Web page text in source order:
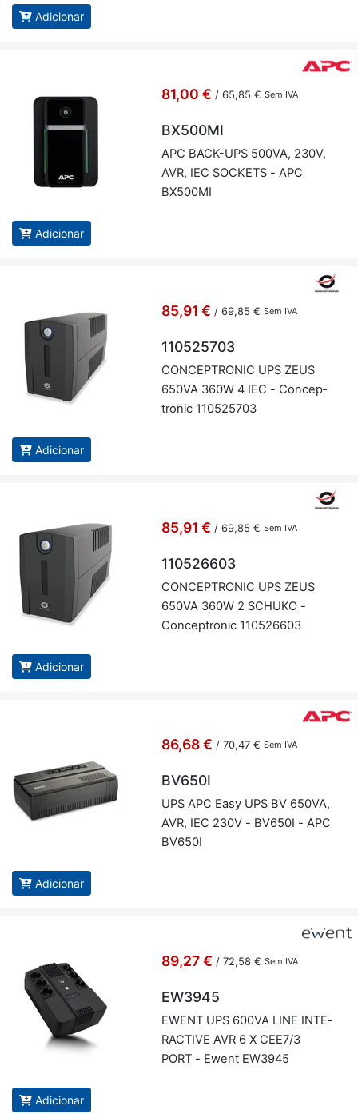
Adicionar
81,00 € / 65,85 € Sem IVA
BX500MI
APC BACK-UPS 500VA, 230V,
AVR, IEC SOC­KETS - APC
BX500MI
Adicionar
85,91 € / 69,85 € Sem IVA
110525703
CON­CEP­TRONIC UPS ZEUS
650VA 360W 4 IEC - Con­cep­
tronic 110525703
Adicionar
85,91 € / 69,85 € Sem IVA
110526603
CON­CEP­TRONIC UPS ZEUS
650VA 360W 2 SCHUKO -
Con­cep­tronic 110526603
Adicionar
86,68 € / 70,47 € Sem IVA
BV650I
UPS APC Easy UPS BV 650VA,
AVR, IEC 230V - BV650I - APC
BV650I
Adicionar
89,27 € / 72,58 € Sem IVA
EW3945
EWENT UPS 600VA LINE IN­TE­
RAC­TIVE AVR 6 X CEE7/3
PORT - Ewent EW3945
Adicionar